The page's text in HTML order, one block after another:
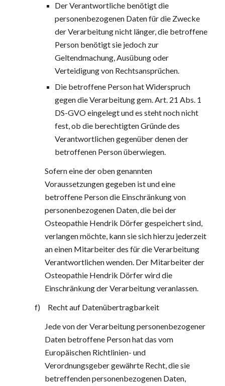
Der Verantwortliche benötigt die
personenbezogenen Daten für die Zwecke
der Verarbeitung nicht länger, die betroffene
Person benötigt sie jedoch zur
Geltendmachung, Ausübung oder
Verteidigung von Rechtsansprüchen.
Die betroffene Person hat Widerspruch
gegen die Verarbeitung gem. Art. 21 Abs. 1
DS-GVO eingelegt und es steht noch nicht
fest, ob die berechtigten Gründe des
Verantwortlichen gegenüber denen der
betroffenen Person überwiegen.
Sofern eine der oben genannten
Voraussetzungen gegeben ist und eine
betroffene Person die Einschränkung von
personenbezogenen Daten, die bei der
Osteopathie Hendrik Dörfer gespeichert sind,
verlangen möchte, kann sie sich hierzu jederzeit
an einen Mitarbeiter des für die Verarbeitung
Verantwortlichen wenden. Der Mitarbeiter der
Osteopathie Hendrik Dörfer wird die
Einschränkung der Verarbeitung veranlassen.
f)     Recht auf Datenübertragbarkeit
Jede von der Verarbeitung personenbezogener
Daten betroffene Person hat das vom
Europäischen Richtlinien- und
Verordnungsgeber gewährte Recht, die sie
betreffenden personenbezogenen Daten,